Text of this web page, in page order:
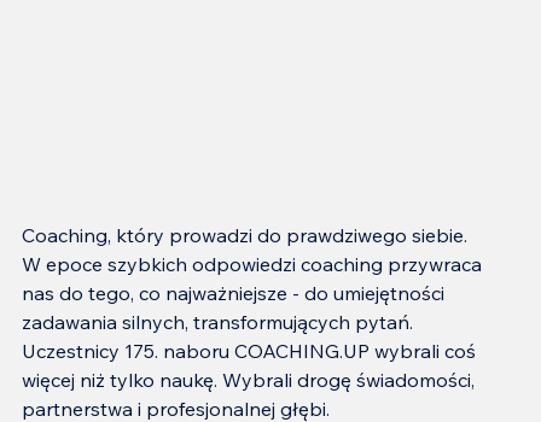
Coaching, który prowadzi do prawdziwego siebie.
W epoce szybkich odpowiedzi coaching przywraca
nas do tego, co najważniejsze - do umiejętności
zadawania silnych, transformujących pytań.
Uczestnicy 175. naboru COACHING.UP wybrali coś
więcej niż tylko naukę. Wybrali drogę świadomości,
partnerstwa i profesjonalnej głębi.